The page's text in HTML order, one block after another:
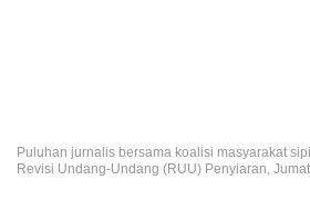
Puluhan jurnalis bersama koalisi masyarakat
Revisi Undang-Undang (RUU) Penyiaran,